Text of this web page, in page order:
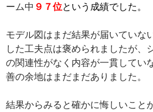
ーム中 ９７位という成績でした。
モデル図はまだ結果が届いていな
した工夫点は褒められましたが、
の関連性がなく内容が一貫してい
善の余地はまだまだありました。
結果からみると確かに悔しいこと